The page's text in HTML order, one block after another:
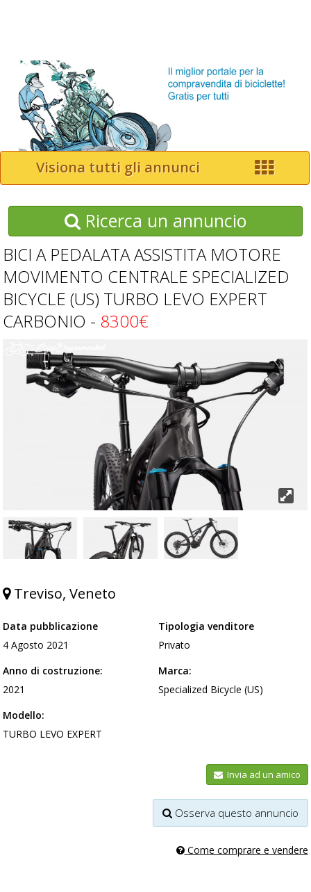
Visiona tutti gli annunci
Ricerca un annuncio
BICI A PEDALATA ASSISTITA MOTORE
MOVIMENTO CENTRALE SPECIALIZED
BICYCLE (US) TURBO LEVO EXPERT
CARBONIO - 8300€
Treviso, Veneto
Data pubblicazione
4 Agosto 2021
Tipologia venditore
Privato
Anno di costruzione:
2021
Marca:
Specialized Bicycle (US)
Modello:
TURBO LEVO EXPERT
Invia ad un amico
Osserva questo annuncio
Come comprare e vendere